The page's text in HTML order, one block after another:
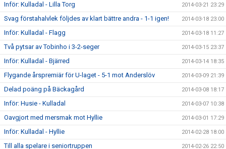
Inför: Kulladal - Lilla Torg 2014-03-21 23:29
Svag förstahalvlek följdes av klart bättre andra - 1-1 igen! 2014-03-18 23:00
Inför: Kulladal - Flagg 2014-03-18 11:27
Två pytsar av Tobinho i 3-2-seger 2014-03-15 23:37
Inför: Kulladal - Bjärred 2014-03-14 18:35
Flygande årspremiär för U-laget - 5-1 mot Anderslöv 2014-03-09 21:39
Delad poäng på Bäckagård 2014-03-08 18:17
Inför: Husie - Kulladal 2014-03-07 10:38
Oavgjort med mersmak mot Hyllie 2014-03-01 17:29
Inför: Kulladal - Hyllie 2014-02-28 18:00
Till alla spelare i seniortruppen 2014-02-26 22:50